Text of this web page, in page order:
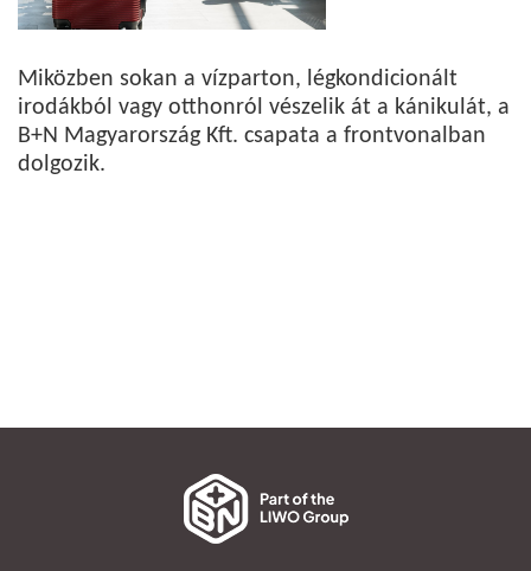
Miközben sokan a vízparton, légkondicionált
irodákból vagy otthonról vészelik át a kánikulát, a
B+N Magyarország Kft. csapata a frontvonalban
dolgozik.